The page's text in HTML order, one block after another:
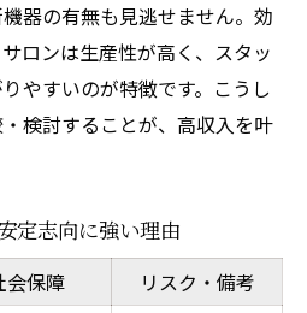
器の有無も見逃せません。効
ロンは生産性が高く、スタッ
やすいのが特徴です。こうし
検討することが、高収入を叶
定志向に強い理由
会保障 リスク・備考